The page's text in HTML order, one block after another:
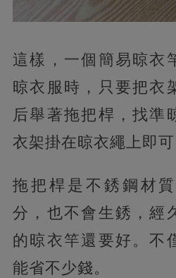
這樣，一個簡易晾衣
晾衣服時，只要把衣
后舉著拖把桿，找準
衣架掛在晾衣繩上即可
拖把桿是不銹鋼材
分，也不會生銹，經
的晾衣竿還要好。不
能省不少錢。